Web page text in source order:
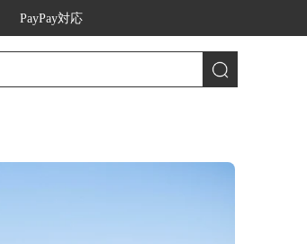
PayPay対応